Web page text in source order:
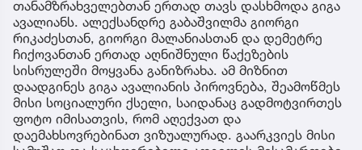
თანამზრახველებთან ერთად თავს დასხმოდა გიგა
ავალიანს. ალექსანდრე გაბაშვილმა გიორგი
რიკაძესთან, გიორგი მალანიასთან და დემეტრე
ჩიქოვანთან ერთად აღნიშნული წაქეზების
სისრულეში მოყვანა განიზრახა. ამ მიზნით
დაადგინეს გიგა ავალიანის პიროვნება, შეამოწმეს
მისი სოციალური ქსელი, საიდანაც გადმოტვირთეს
ფოტო იმისათვის, რომ აღექვათ და
დაემახსოვრებინათ ვიზუალურად. გაარკვიეს მისი